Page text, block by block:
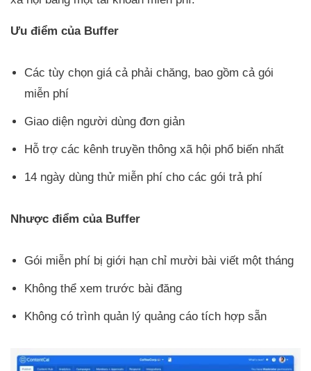
Ưu điểm của Buffer
Các tùy chọn giá cả phải chăng, bao gồm cả gói
miễn phí
Giao diện người dùng đơn giản
Hỗ trợ các kênh truyền thông xã hội phổ biến nhất
14 ngày dùng thử miễn phí cho các gói trả phí
Nhược điểm của Buffer
Gói miễn phí bị giới hạn chỉ mười bài viết một tháng
Không thể xem trước bài đăng
Không có trình quản lý quảng cáo tích hợp sẵn